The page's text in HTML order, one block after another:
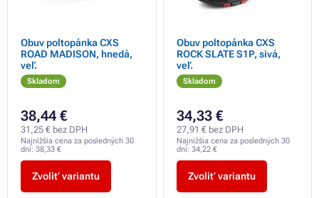
Obuv poltopánka CXS
ROAD MADISON, hnedá,
veľ.
Skladom
38,44 €
31,25 € bez DPH
Najnižšia cena za posledných 30
dní: 38,33 €
Zvoliť variantu
Obuv poltopánka CXS
ROCK SLATE S1P, sivá,
veľ.
Skladom
34,33 €
27,91 € bez DPH
Najnižšia cena za posledných 30
dní: 34,22 €
Zvoliť variantu